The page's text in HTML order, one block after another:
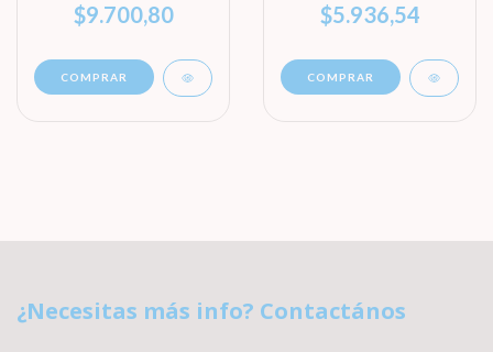
$9.700,80
COMPRAR
$5.936,54
COMPRAR
¿Necesitas más info? Contactános